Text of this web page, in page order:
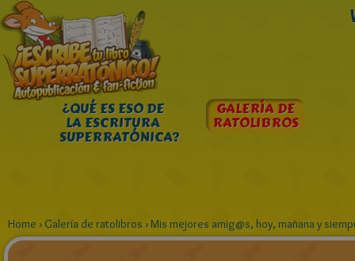
¿QUÉ ES ESO DE
LA ESCRITURA
SUPERRATÓNICA?
GALERÍA DE
RATOLIBROS
Home › Galería de ratolibros ›Mis mejores amig@s, hoy, mañana y